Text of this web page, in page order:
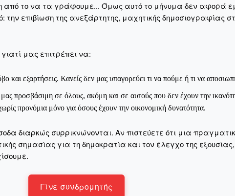
αυτά τα μηνύματα μπορεί να είναι κουραστικό. Και να είστε
ρεπορτάζ χωρίς φόβο και εξαρτήσεις. Κανείς δεν μας
τη δημοσιογραφία μας προσβάσιμη σε όλους, ακόμη και σε
να πληρώσουν. Χωρίς paywall, χωρίς προνόμια μόνο για
είναι ότι τα έσοδα διαρκώς συρρικνώνονται. Αν
είναι ζωτικής σημασίας για τη δημοκρατία και τον έλεγχο της
από το να τα γράφουμε... Όμως αυτό το μήνυμα δεν αφορά
την επιβίωση της ανεξάρτητης, μαχητικής δημοσιογραφίας
μας επιτρέπει να:
και εξαρτήσεις. Κανείς δεν μας υπαγορεύει τι να πούμε ή τι να
προσβάσιμη σε όλους, ακόμη και σε αυτούς που δεν έχουν την
προνόμια μόνο για όσους έχουν την οικονομική δυνατότητα.
διαρκώς συρρικνώνονται. Αν πιστεύετε ότι μια
σημασίας για τη δημοκρατία και τον έλεγχο της εξουσίας,
Γίνε συνδρομητής